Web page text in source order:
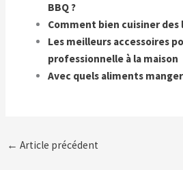
BBQ ?
Comment bien cuisiner des
Les meilleurs accessoires
professionnelle à la maison
Avec quels aliments
← Article précédent